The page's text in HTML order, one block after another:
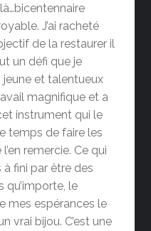
J’ai racheté
de la restaurer il
un défi que je
jeune et talentueux
magnifique et a
instrument qui le
temps de faire les
remercie. Ce qui
fini par être des
qu’importe, le
mes espérances le
vrai bijou. C’est une